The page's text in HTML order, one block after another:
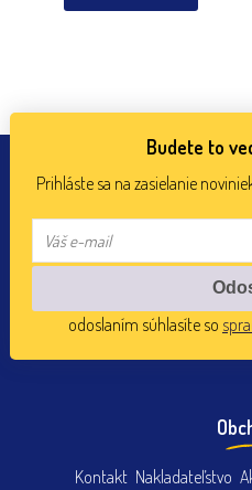
Budete to
Prihláste sa na zasielanie
odoslaním súhlasíte so
Kontakt Nakladateľstvo